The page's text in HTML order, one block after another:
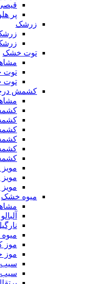
پر
زرشک
توت خشک
توت
توت
کشمش
مویز
میوه خشک
موز
موز